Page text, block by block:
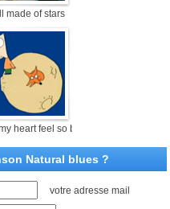
made of stars
heart feel so bad
Natural blues ?
votre adresse mail